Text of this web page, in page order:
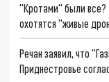
"Кротами" были все?
охотятся "живые
Речан заявил, что
Приднестровье